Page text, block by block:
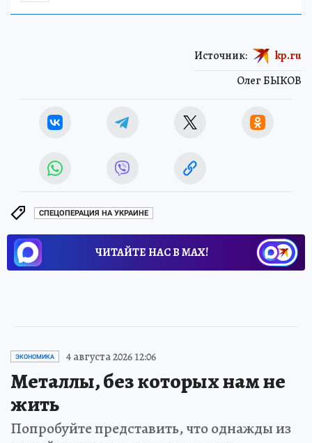
Олег БЫКОВ
Источник: kp.ru
СПЕЦОПЕРАЦИЯ НА УКРАИНЕ
ЧИТАЙТЕ НАС В МАХ!
ЭКОНОМИКА 4 августа 2026 12:06
Металлы, без которых нам не
жить
Попробуйте представить, что однажды из